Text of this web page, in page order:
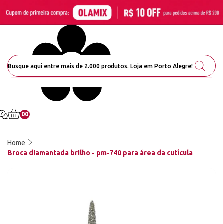
00
Home
Broca diamantada brilho - pm-740 para área da cutícula